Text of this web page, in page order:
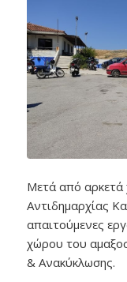
Μετά από αρκετά
Αντιδημαρχίας
απαιτούμενες
χώρου του
& Ανακύκλωσης.